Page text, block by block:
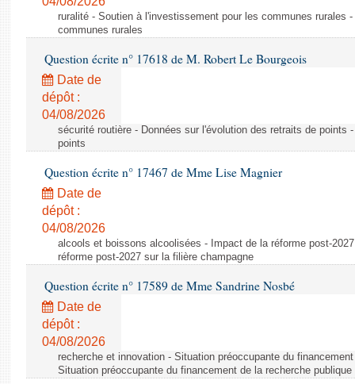
ruralité - Soutien à l'investissement pour les communes rurales
communes rurales
Question écrite n° 17618 de M. Robert Le Bourgeois
Date de
dépôt :
04/08/2026
sécurité routière - Données sur l'évolution des retraits de points
points
Question écrite n° 17467 de Mme Lise Magnier
Date de
dépôt :
04/08/2026
alcools et boissons alcoolisées - Impact de la réforme post-
réforme post-2027 sur la filière champagne
Question écrite n° 17589 de Mme Sandrine Nosbé
Date de
dépôt :
04/08/2026
recherche et innovation - Situation préoccupante du
Situation préoccupante du financement de la recherche publique